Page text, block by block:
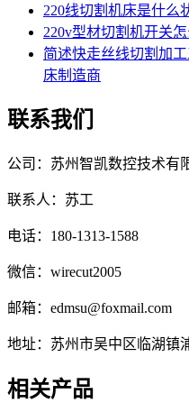
220线切割机床是什么
220v型材切割机开关
简述快走丝线切割加
床制造商
联系我们
公司：苏州智凯数控技术有
联系人：苏工
电话：180-1313-1588
微信：wirecut2005
邮箱：edmsu@foxmail.com
地址：苏州市吴中区临湖镇
相关产品